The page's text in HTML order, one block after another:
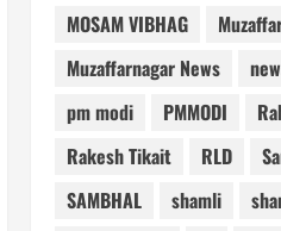
MOSAM VIBHAG
Muzaffarnagar News
pm modi
PMMODI
Rakesh Tikait
RLD
SAMBHAL
shamli